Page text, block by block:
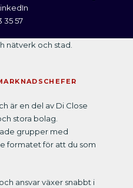
35 57
är en del av Di Close
stora bolag.
grupper med
formatet för att du som
ansvar växer snabbt i
nätverk och stad.